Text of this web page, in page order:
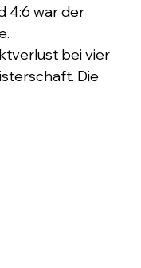
4:6 war der
bei vier
Die